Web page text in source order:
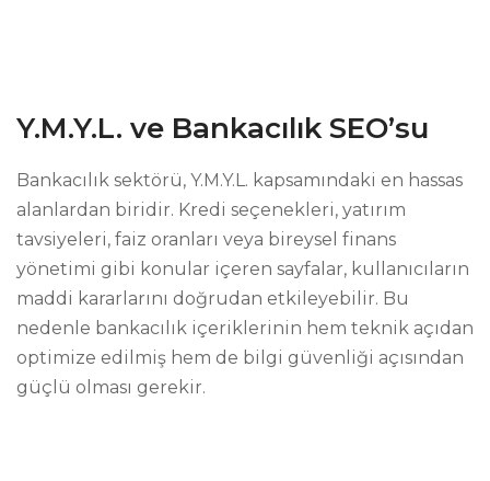
Y.M.Y.L. ve Bankacılık SEO’su
Bankacılık sektörü, Y.M.Y.L. kapsamındaki en hassas
alanlardan biridir. Kredi seçenekleri, yatırım
tavsiyeleri, faiz oranları veya bireysel finans
yönetimi gibi konular içeren sayfalar, kullanıcıların
maddi kararlarını doğrudan etkileyebilir. Bu
nedenle bankacılık içeriklerinin hem teknik açıdan
optimize edilmiş hem de bilgi güvenliği açısından
güçlü olması gerekir.